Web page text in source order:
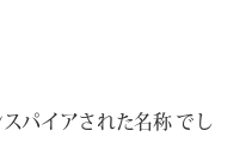
パイアされた名称 でし